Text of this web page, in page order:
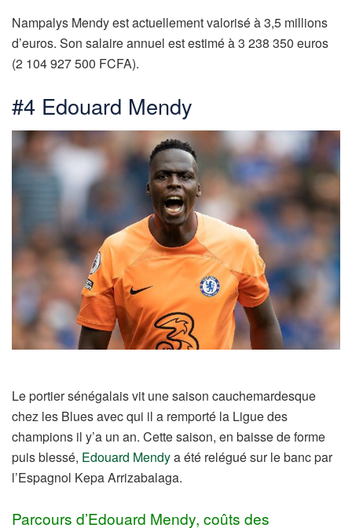
Nampalys Mendy est actuellement valorisé à 3,5 millions
d’euros. Son salaire annuel est estimé à 3 238 350 euros
(2 104 927 500 FCFA).
#4 Edouard Mendy
Le portier sénégalais vit une saison cauchemardesque
chez les Blues avec qui il a remporté la Ligue des
champions il y’a un an. Cette saison, en baisse de forme
puis blessé, Edouard Mendya été relégué sur le banc par
l’Espagnol Kepa Arrizabalaga.
Parcours d’Edouard Mendy, coûts des